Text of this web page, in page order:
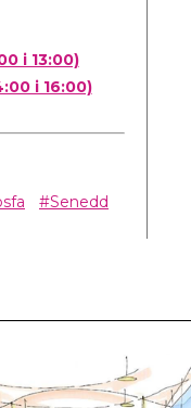
i 13:00)
i 16:00)
#Senedd